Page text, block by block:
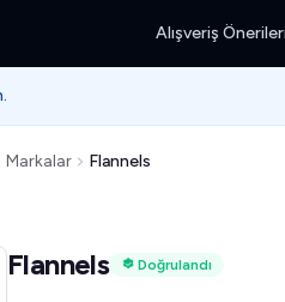
Alışveriş Önerileri
Markalar Flannels
Flannels Doğrulandı